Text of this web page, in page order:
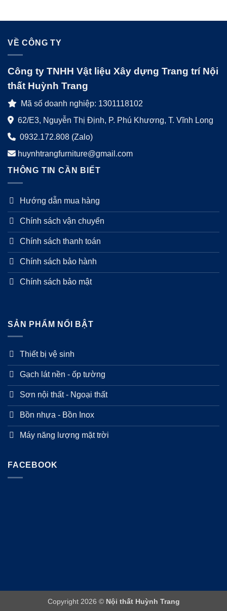
VỀ CÔNG TY
Công ty TNHH Vật liệu Xây dựng Trang trí Nội
thất Huỳnh Trang
Mã số doanh nghiệp: 1301118102
62/E3, Nguyễn Thị Định, P. Phú Khương, T. Vĩnh Long
0932.172.808 (Zalo)
huynhtrangfurniture@gmail.com
THÔNG TIN CẦN BIẾT
Hướng dẫn mua hàng
Chính sách vận chuyển
Chính sách thanh toán
Chính sách bảo hành
Chính sách bảo mật
SẢN PHẨM NỔI BẬT
Thiết bị vệ sinh
Gạch lát nền - ốp tường
Sơn nội thất - Ngoại thất
Bồn nhựa - Bồn Inox
Máy năng lượng mặt trời
FACEBOOK
Copyright 2026 © Nội thất Huỳnh Trang